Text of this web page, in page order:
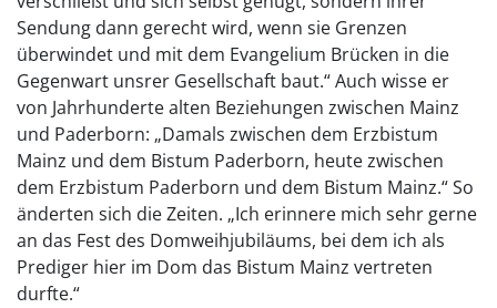
Sendung dann gerecht wird, wenn sie Grenzen
überwindet und mit dem Evangelium Brücken in die
Gegenwart unsrer Gesellschaft baut.“ Auch wisse er
von Jahrhunderte alten Beziehungen zwischen Mainz
und Paderborn: „Damals zwischen dem Erzbistum
Mainz und dem Bistum Paderborn, heute zwischen
dem Erzbistum Paderborn und dem Bistum Mainz.“ So
änderten sich die Zeiten. „Ich erinnere mich sehr gerne
an das Fest des Domweihjubiläums, bei dem ich als
Prediger hier im Dom das Bistum Mainz vertreten
durfte.“